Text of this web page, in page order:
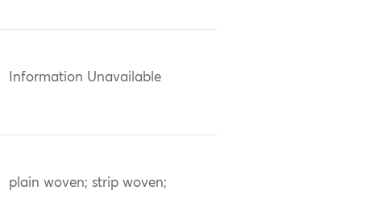
Information Unavailable
plain woven; strip woven;